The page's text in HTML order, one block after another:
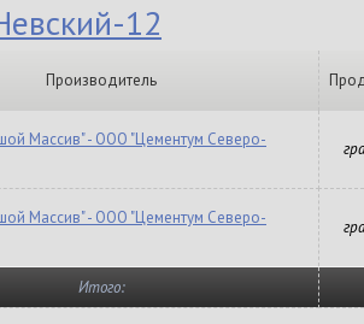
12
Производитель
Массив" - ООО "Цементум Северо-
Массив" - ООО "Цементум Северо-
Итого: